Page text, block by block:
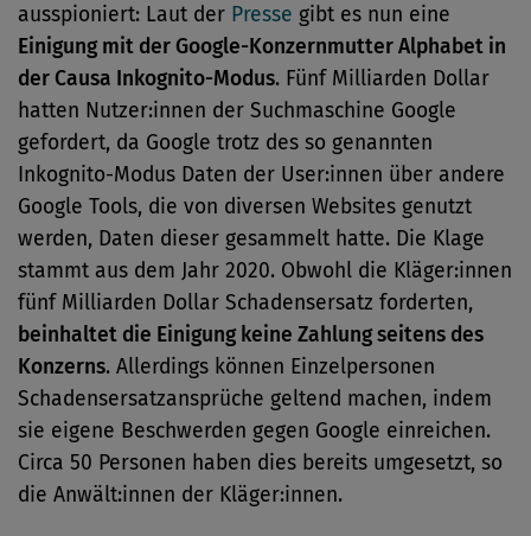
ausspioniert: Laut der Presse gibt es nun eine
Einigung mit der Google-Konzernmutter Alphabet in
der Causa Inkognito-Modus. Fünf Milliarden Dollar
hatten Nutzer:innen der Suchmaschine Google
gefordert, da Google trotz des so genannten
Inkognito-Modus Daten der User:innen über andere
Google Tools, die von diversen Websites genutzt
werden, Daten dieser gesammelt hatte. Die Klage
stammt aus dem Jahr 2020. Obwohl die Kläger:innen
fünf Milliarden Dollar Schadensersatz forderten,
beinhaltet die Einigung keine Zahlung seitens des
Konzerns. Allerdings können Einzelpersonen
Schadensersatzansprüche geltend machen, indem
sie eigene Beschwerden gegen Google einreichen.
Circa 50 Personen haben dies bereits umgesetzt, so
die Anwält:innen der Kläger:innen.